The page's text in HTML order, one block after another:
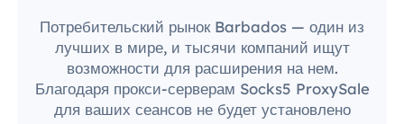
Потребительский рынок Barbados — один из
лучших в мире, и тысячи компаний ищут
возможности для расширения на нем.
Благодаря прокси-серверам Socks5 ProxySale
для ваших сеансов не будет установлено